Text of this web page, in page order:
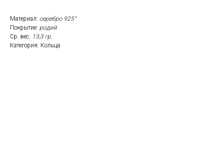
Материал: серебро 925°
Покрытие: родий
Ср. вес: 13,3 гр.
Категория: Кольца